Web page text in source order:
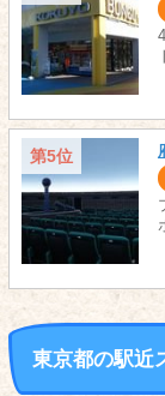
第5位
東京都の駅近